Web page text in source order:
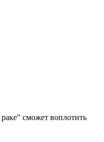
сможет воплотить